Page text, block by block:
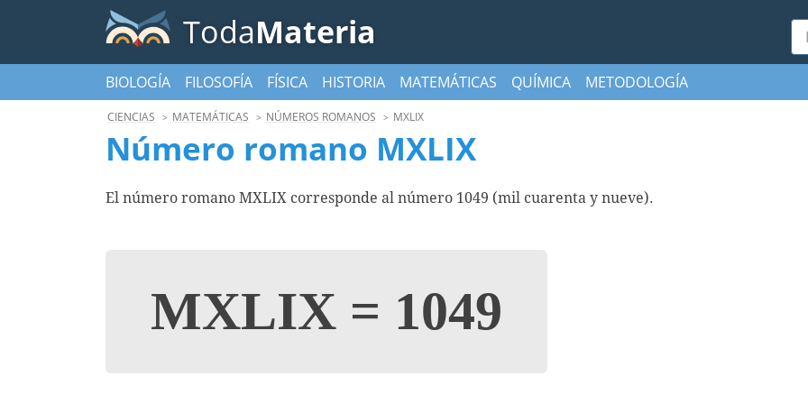
TodaMateria
BIOLOGÍA FILOSOFÍA FÍSICA HISTORIA MATEMÁTICAS QUÍMICA METODOLOGÍA
CIENCIAS MATEMÁTICAS NÚMEROS ROMANOS MXLIX
Número romano MXLIX
El número romano MXLIX corresponde al número 1049 (mil cuarenta y nueve).
MXLIX = 1049